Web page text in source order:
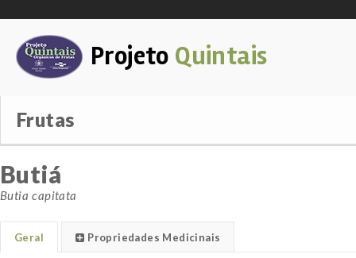
Projeto Quintais
Frutas
Butiá
Butia capitata
Geral Propriedades Medicinais